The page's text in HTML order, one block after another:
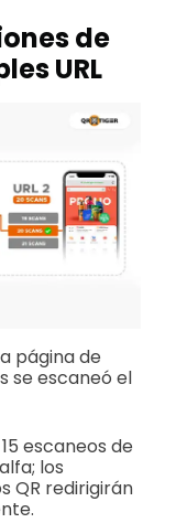
de
URL
página de
se escaneó el
escaneos de
los
QR redirigirán